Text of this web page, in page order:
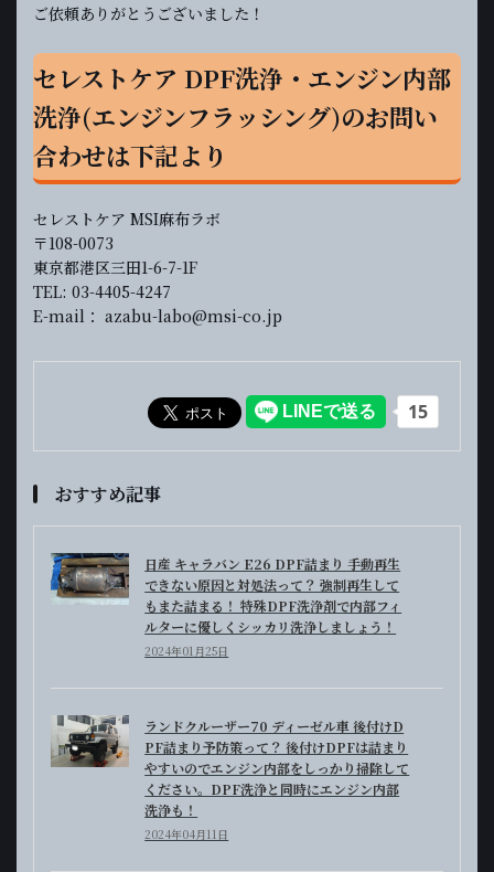
ご依頼ありがとうございました！
セレストケア DPF洗浄・エンジン内部
洗浄(エンジンフラッシング)のお問い
合わせは下記より
セレストケア MSI麻布ラボ
〒108-0073
東京都港区三田1-6-7-1F
TEL: 03-4405-4247
E-mail： azabu-labo@msi-co.jp
おすすめ記事
日産 キャラバン E26 DPF詰まり 手動再生
できない原因と対処法って？ 強制再生して
もまた詰まる！ 特殊DPF洗浄剤で内部フィ
ルターに優しくシッカリ洗浄しましょう！
2024年01月25日
ランドクルーザー70 ディーゼル車 後付けD
PF詰まり予防策って？ 後付けDPFは詰まり
やすいのでエンジン内部をしっかり掃除して
ください。DPF洗浄と同時にエンジン内部
洗浄も！
2024年04月11日